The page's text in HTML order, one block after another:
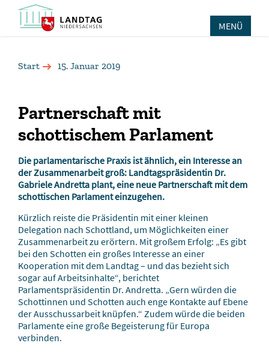
MENÜ
Start 15. Januar 2019
Partnerschaft mit
schottischem Parlament
Die parlamentarische Praxis ist ähnlich, ein Interesse an
der Zusammenarbeit groß: Landtagspräsidentin Dr.
Gabriele Andretta plant, eine neue Partnerschaft mit dem
schottischen Parlament einzugehen.
Kürzlich reiste die Präsidentin mit einer kleinen
Delegation nach Schottland, um Möglichkeiten einer
Zusammenarbeit zu erörtern. Mit großem Erfolg: „Es gibt
bei den Schotten ein großes Interesse an einer
Kooperation mit dem Landtag – und das bezieht sich
sogar auf Arbeitsinhalte“, berichtet
Parlamentspräsidentin Dr. Andretta. „Gern würden die
Schottinnen und Schotten auch enge Kontakte auf Ebene
der Ausschussarbeit knüpfen.“ Zudem würde die beiden
Parlamente eine große Begeisterung für Europa
verbinden.